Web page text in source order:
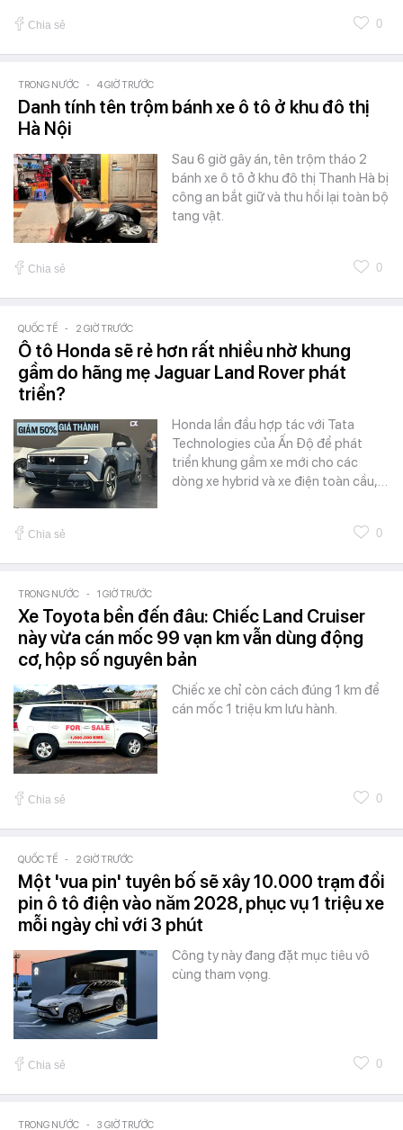
Chia sẻ 0
TRONG NƯỚC - 4 GIỜ TRƯỚC
Danh tính tên trộm bánh xe ô tô ở khu đô thị
Hà Nội
Sau 6 giờ gây án, tên trộm tháo 2
bánh xe ô tô ở khu đô thị Thanh Hà bị
công an bắt giữ và thu hồi lại toàn bộ
tang vật.
Chia sẻ 0
QUỐC TẾ - 2 GIỜ TRƯỚC
Ô tô Honda sẽ rẻ hơn rất nhiều nhờ khung
gầm do hãng mẹ Jaguar Land Rover phát
triển?
Honda lần đầu hợp tác với Tata
Technologies của Ấn Độ để phát
triển khung gầm xe mới cho các
dòng xe hybrid và xe điện toàn cầu,…
Chia sẻ 0
TRONG NƯỚC - 1 GIỜ TRƯỚC
Xe Toyota bền đến đâu: Chiếc Land Cruiser
này vừa cán mốc 99 vạn km vẫn dùng động
cơ, hộp số nguyên bản
Chiếc xe chỉ còn cách đúng 1 km để
cán mốc 1 triệu km lưu hành.
Chia sẻ 0
QUỐC TẾ - 2 GIỜ TRƯỚC
Một 'vua pin' tuyên bố sẽ xây 10.000 trạm đổi
pin ô tô điện vào năm 2028, phục vụ 1 triệu xe
mỗi ngày chỉ với 3 phút
Công ty này đang đặt mục tiêu vô
cùng tham vọng.
Chia sẻ 0
TRONG NƯỚC - 3 GIỜ TRƯỚC